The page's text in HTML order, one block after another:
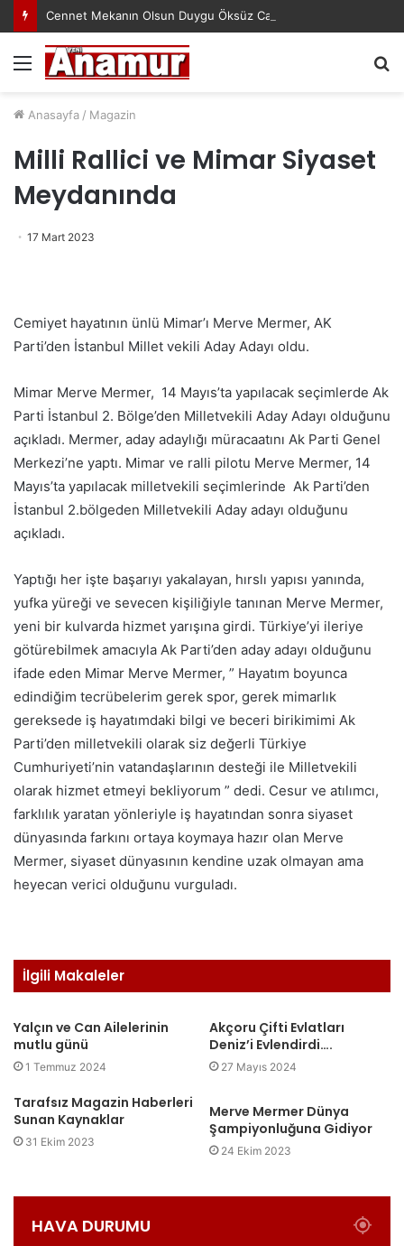
Cennet Mekanın Olsun Duygu Öksüz Canova
Menü
Anasayfa / Magazin
Milli Rallici ve Mimar Siyaset
Meydanında
17 Mart 2023
Cemiyet hayatının ünlü Mimar’ı Merve Mermer, AK
Parti’den İstanbul Millet vekili Aday Adayı oldu.
Mimar Merve Mermer, 14 Mayıs’ta yapılacak seçimlerde Ak
Parti İstanbul 2. Bölge’den Milletvekili Aday Adayı olduğunu
açıkladı. Mermer, aday adaylığı müracaatını Ak Parti Genel
Merkezi’ne yaptı. Mimar ve ralli pilotu Merve Mermer, 14
Mayıs’ta yapılacak milletvekili seçimlerinde Ak Parti’den
İstanbul 2.bölgeden Milletvekili Aday adayı olduğunu
açıkladı.
Yaptığı her işte başarıyı yakalayan, hırslı yapısı yanında,
yufka yüreği ve sevecen kişiliğiyle tanınan Merve Mermer,
yeni bir kulvarda hizmet yarışına girdi. Türkiye’yi ileriye
götürebilmek amacıyla Ak Parti’den aday adayı olduğunu
ifade eden Mimar Merve Mermer, ” Hayatım boyunca
edindiğim tecrübelerim gerek spor, gerek mimarlık
gereksede iş hayatımdaki bilgi ve beceri birikimimi Ak
Parti’den milletvekili olarak siz değerli Türkiye
Cumhuriyeti’nin vatandaşlarının desteği ile Milletvekili
olarak hizmet etmeyi bekliyorum ” dedi. Cesur ve atılımcı,
farklılık yaratan yönleriyle iş hayatından sonra siyaset
dünyasında farkını ortaya koymaya hazır olan Merve
Mermer, siyaset dünyasının kendine uzak olmayan ama
heyecan verici olduğunu vurguladı.
İlgili Makaleler
Yalçın ve Can Ailelerinin
mutlu günü
1 Temmuz 2024
Akçoru Çifti Evlatları
Deniz’i Evlendirdi….
27 Mayıs 2024
Tarafsız Magazin Haberleri
Sunan Kaynaklar
31 Ekim 2023
Merve Mermer Dünya
Şampiyonluğuna Gidiyor
24 Ekim 2023
HAVA DURUMU